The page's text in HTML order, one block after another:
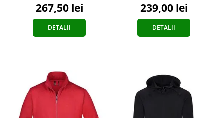
267,50 lei
DETALII
239,00 lei
DETALII